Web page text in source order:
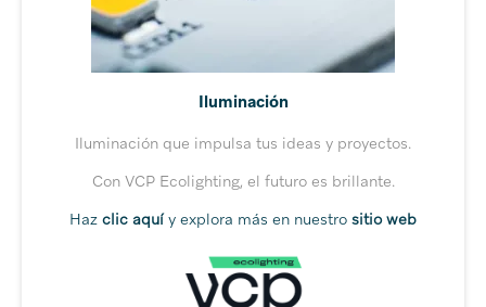
Iluminación
Iluminación que impulsa tus ideas y proyectos.
Con VCP Ecolighting, el futuro es brillante.
Haz clic aquíy explora más en nuestro sitio web